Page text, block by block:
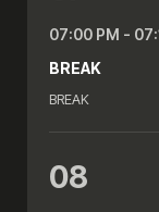
07:00 PM -
BREAK
BREAK
08